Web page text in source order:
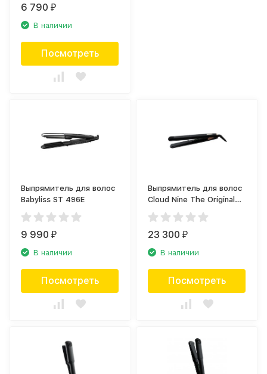
6 790₽
В наличии
Посмотреть
Выпрямитель для волос
Babyliss ST 496E
9 990₽
В наличии
Посмотреть
Выпрямитель для волос
Cloud Nine The Original
Iron C90457AL
23 300₽
В наличии
Посмотреть